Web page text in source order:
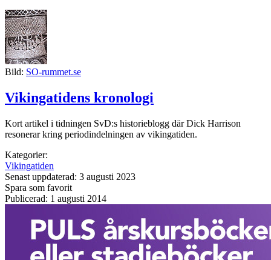
Bild: SO-rummet.se
Vikingatidens kronologi
Kort artikel i tidningen SvD:s historieblogg där Dick Harrison
resonerar kring periodindelningen av vikingatiden.
Kategorier:
Vikingatiden
Senast uppdaterad: 3 augusti 2023
Spara som favorit
Publicerad: 1 augusti 2014